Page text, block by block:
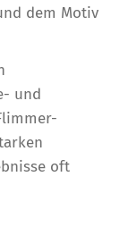
dem Motiv
und
oft